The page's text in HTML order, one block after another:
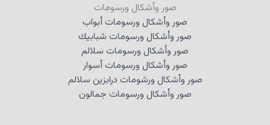
صور وأشكال ورسومات
صور وأشكال ورسومات أبواب
صور وأشكال ورسومات شبابيك
صور وأشكال ورسومات سلالم
صور وأشكال ورسومات أسوار
صور وأشكال ورشومات درابزين سلالم
صور وأشكال ورسومات جمالون